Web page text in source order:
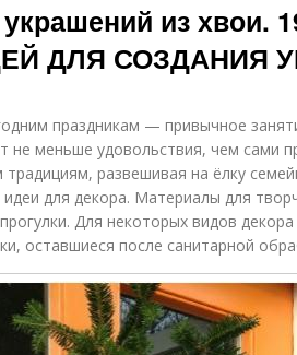
из хвои.
ДЛЯ СОЗДАНИЯ
праздникам — привычное
не меньше удовольствия, чем сами
развешивая на ёлку
для декора. Материалы для
Для некоторых видов
оставшиеся после санитарной